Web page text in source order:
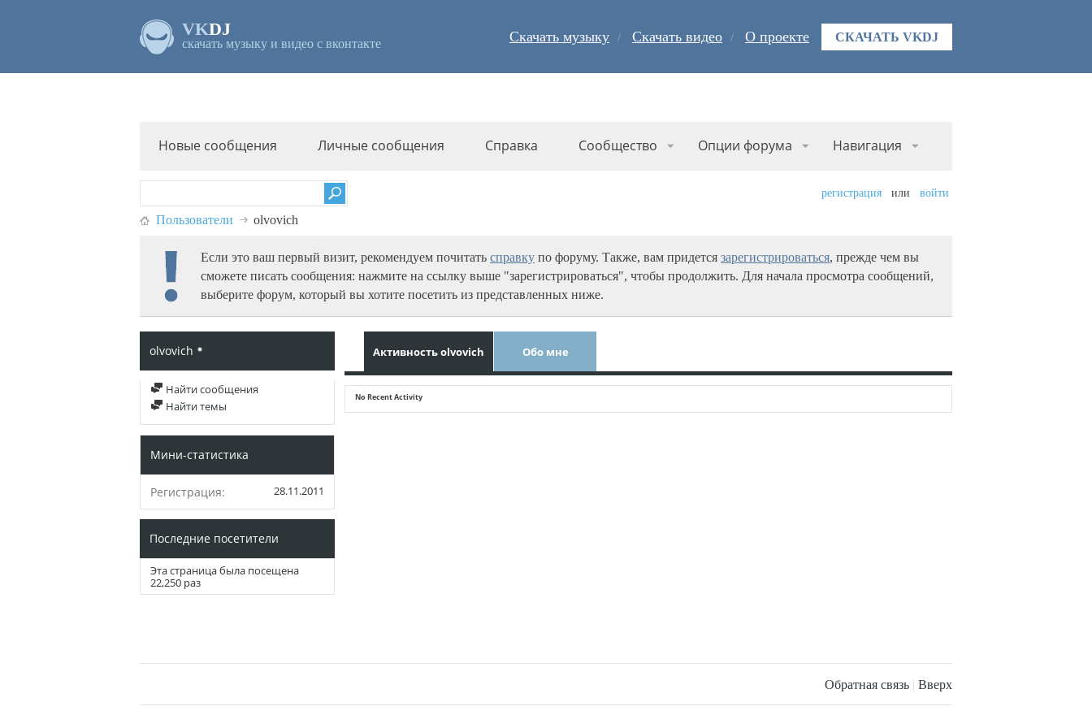
VKDJ
скачать музыку и видео с вконтакте Скачать музыку Скачать видео О проекте СКАЧАТЬ VKDJ
Новые сообщения Личные сообщения Справка Сообщество Опции форума Навигация
регистрация или войти
Пользователи olvovich
Если это ваш первый визит, рекомендуем почитать справку по форуму. Также, вам придется зарегистрироваться, прежде чем вы
сможете писать сообщения: нажмите на ссылку выше "зарегистрироваться", чтобы продолжить. Для начала просмотра сообщений,
выберите форум, который вы хотите посетить из представленных ниже.
olvovich
Найти сообщения
Найти темы
Мини-статистика
Регистрация 28.11.2011
Последние посетители
Эта страница была посещена
22,250 раз
Активность olvovich Обо мне
No Recent Activity
Обратная связь | Вверх